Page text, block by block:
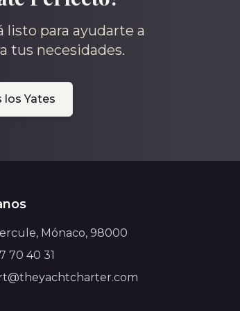
para ayudarte a
tus necesidades.
los Yates
Mónaco, 98000
70 40 31